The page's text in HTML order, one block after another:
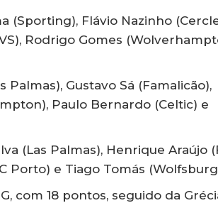
(Sporting), Flávio Nazinho
Rodrigo Gomes
Gustavo Sá (Famalicão),
Paulo Bernardo (Celtic) e
(Las Palmas), Henrique Araújo
Porto) e Tiago Tomás
com 18 pontos, seguido da